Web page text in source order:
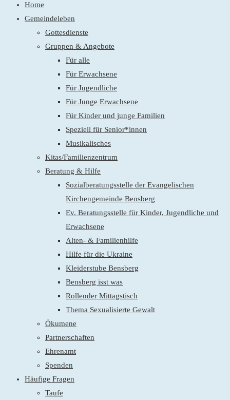
Home
Gemeindeleben
Gottesdienste
Gruppen & Angebote
Für alle
Für Erwachsene
Für Jugendliche
Für Junge Erwachsene
Für Kinder und junge Familien
Speziell für Senior*innen
Musikalisches
Kitas/Familienzentrum
Beratung & Hilfe
Sozialberatungsstelle der Evangelischen
Kirchengemeinde Bensberg
Ev. Beratungsstelle für Kinder, Jugendliche und
Erwachsene
Alten- & Familienhilfe
Hilfe für die Ukraine
Kleiderstube Bensberg
Bensberg isst was
Rollender Mittagstisch
Thema Sexualisierte Gewalt
Ökumene
Partnerschaften
Ehrenamt
Spenden
Häufige Fragen
Taufe